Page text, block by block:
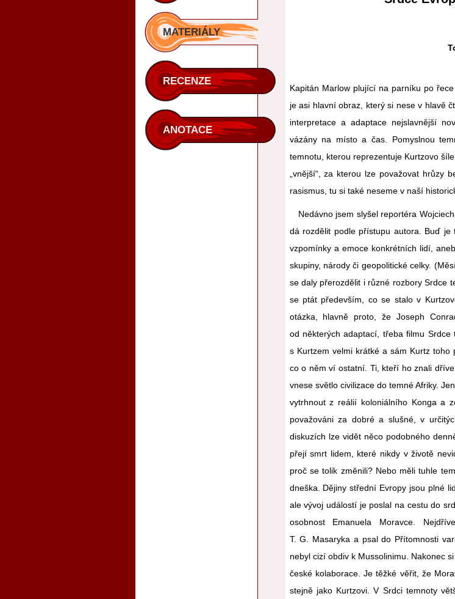
MATERIÁLY
RECENZE
ANOTACE
Kapitán Marlow plující na parníku po
je asi hlavní obraz, který si nese v hlavě
interpretace a adaptace nejslavnější
vázány na místo a čas. Pomyslnou
temnotu, kterou reprezentuje Kurtzovo
„vnější“, za kterou lze považovat hrůzy
rasismus, tu si také neseme v naší
Nedávno jsem slyšel reportéra
dá rozdělit podle přístupu autora. Buď je
vzpomínky a emoce konkrétních lidí,
skupiny, národy či geopolitické celky.
se daly přerozdělit i různé rozbory Srdce
se ptát především, co se stalo v
otázka, hlavně proto, že Joseph
od některých adaptací, třeba filmu
s Kurtzem velmi krátké a sám Kurtz toho
co o něm ví ostatní. Ti, kteří ho znali
vnese světlo civilizace do temné Afriky.
vytrhnout z reálií koloniálního Konga a
považováni za dobré a slušné, v
diskuzích lze vidět něco podobného
přejí smrt lidem, které nikdy v životě
proč se tolik změnili? Nebo měli tuhle
dneška. Dějiny střední Evropy jsou plné
ale vývoj událostí je poslal na cestu do
osobnost Emanuela Moravce.
T. G. Masaryka a psal do Přítomnosti
nebyl cizí obdiv k Mussolinimu. Nakonec
české kolaborace. Je těžké věřit, že
stejně jako Kurtzovi. V Srdci temnoty